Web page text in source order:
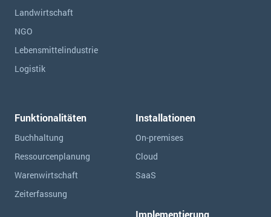
Landwirtschaft
NGO
Lebensmittelindustrie
Logistik
Funktionalitäten
Buchhaltung
Ressourcen­planung
Warenwirtschaft
Zeiterfassung
Installationen
On-premises
Cloud
SaaS
Implementierung